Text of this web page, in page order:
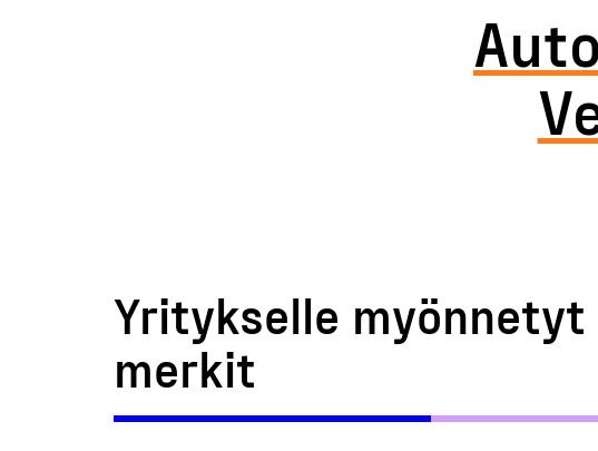
Yritykselle myönnetyt
merkit